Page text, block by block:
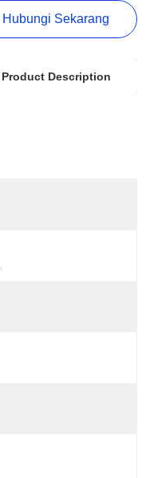
Hubungi Sekarang
Product Description